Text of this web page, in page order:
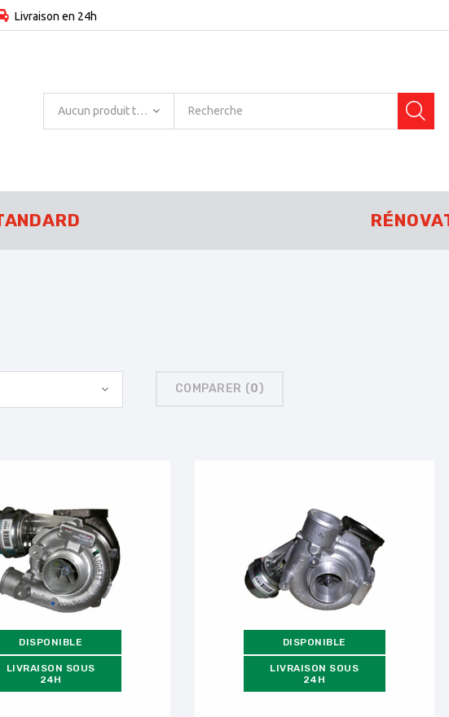
Livraison en 24h
Aucun produit trouvé
COMPARER (0)
DISPONIBLE
LIVRAISON SOUS
24H
DISPONIBLE
LIVRAISON SOUS
24H